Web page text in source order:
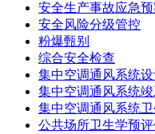
安全生产事故应急预
安全风险分级管控
粉爆甄别
综合安全检查
集中空调通风系统
集中空调通风系统
集中空调通风系统卫
公共场所卫生学预评